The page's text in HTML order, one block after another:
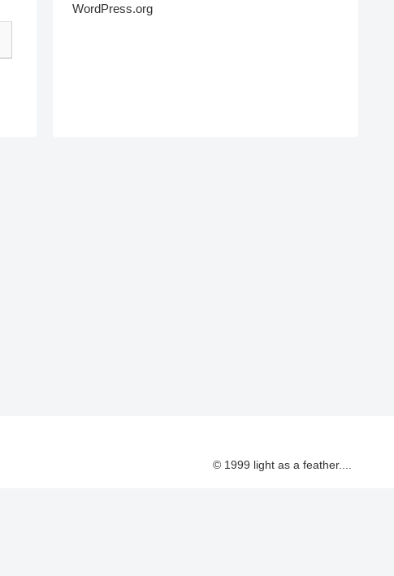
WordPress.org
© 1999 light as a feather....